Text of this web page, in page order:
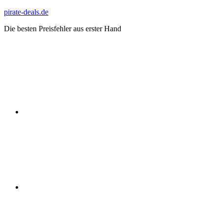
Zum
springen
pirate-deals.de
Die besten Preisfehler aus erster Hand